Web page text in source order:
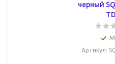
черный
Артикул: